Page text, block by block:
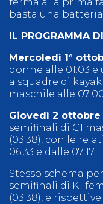
basta una batteria
IL PROGRAMMA
Mercoledì 1°
donne alle 01:03
a squadre di
maschile alle
Giovedì 2 ottobre
semifinali di C1
(03:38), con le
06.33 e dalle 07:17.
Stesso schema per
semifinali di K1
(03:38), e rispettive